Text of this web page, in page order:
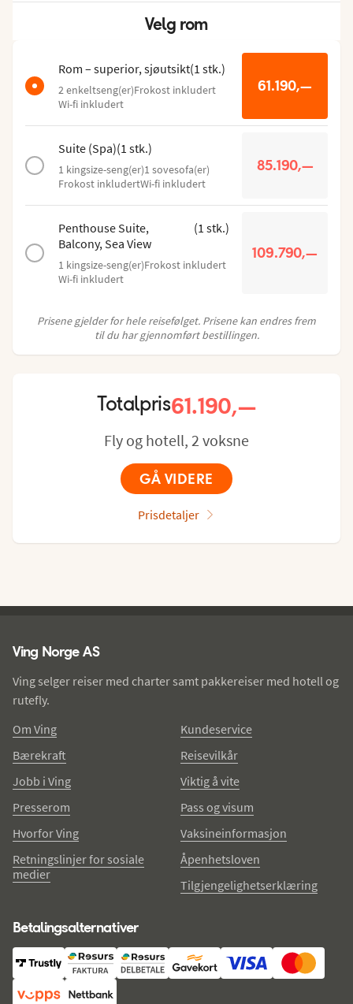
Velg rom
Rom – superior, sjøutsikt(1 stk.)
2 enkeltseng(er)Frokost inkludert
Wi-fi inkludert
61.190,—
Suite (Spa)(1 stk.)
1 kingsize-seng(er)1 sovesofa(er)
Frokost inkludertWi-fi inkludert
85.190,—
Penthouse Suite,
Balcony, Sea View
(1 stk.)
1 kingsize-seng(er)Frokost inkludert
Wi-fi inkludert
109.790,—
Prisene gjelder for hele reisefølget. Prisene kan endres frem
til du har gjennomført bestillingen.
Totalpris61.190,—
Fly og hotell, 2 voksne
GÅ VIDERE
Prisdetaljer
Ving Norge AS
Ving selger reiser med charter samt pakkereiser med hotell og
rutefly.
Om Ving
Bærekraft
Jobb i Ving
Presserom
Hvorfor Ving
Retningslinjer for sosiale
medier
Kundeservice
Reisevilkår
Viktig å vite
Pass og visum
Vaksineinformasjon
Åpenhetsloven
Tilgjengelighetserklæring
Betalingsalternativer